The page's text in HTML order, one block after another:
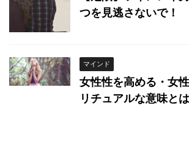
つを見逃さないで！
マインド
女性性を高める・女
リチュアルな意味と